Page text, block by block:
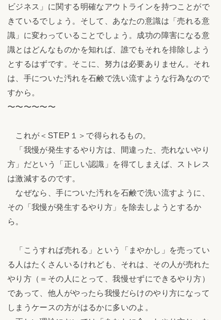
ビジネス」に関する明確なアウトラインを持つことがで
きているでしょう。そして、あなたの意識は「売れる意
識」に変わっていることでしょう。成功の障害になる意
識とはどんなものかを知れば、誰でもそれを排除しよう
とするはずです。そこに、努力は必要ありません。それ
は、手についた汚れを石鹸で洗い流すような行為なので
すから。
〜〜〜〜〜〜
これが＜STEP１＞で得られるもの。
「我慢が発生するやり方は、間違った、売れないやり
方」だという「正しい認識」を得てしまえば、ストレス
は激減するのです。
なぜなら、手についた汚れを石鹸で洗い流すように、
その「我慢が発生するやり方」を除去しようとするか
ら。
「こうすれば売れる」という「まやかし」を売ってい
る人はたくさんいるけれども、それは、その人が売れた
やり方（＝その人にとって、我慢せずにできるやり方）
であって、他人がやったら我慢だらけのやり方になって
しまうケースの方がはるかに多いのよ。